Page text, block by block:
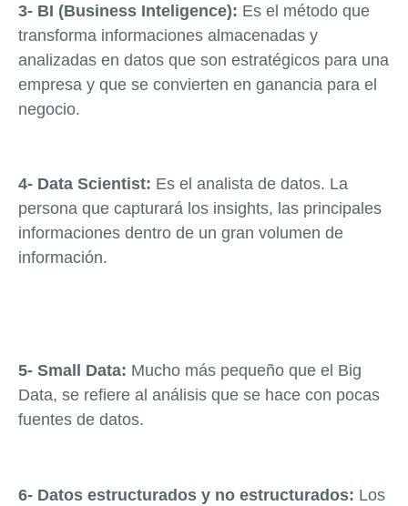
3- BI (Business Inteligence): Es el método que
transforma informaciones almacenadas y
analizadas en datos que son estratégicos para una
empresa y que se convierten en ganancia para el
negocio.
4- Data Scientist: Es el analista de datos. La
persona que capturará los insights, las principales
informaciones dentro de un gran volumen de
información.
5- Small Data: Mucho más pequeño que el Big
Data, se refiere al análisis que se hace con pocas
fuentes de datos.
6- Datos estructurados y no estructurados: Los